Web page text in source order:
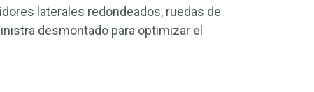
laterales redondeados, ruedas de
desmontado para optimizar el